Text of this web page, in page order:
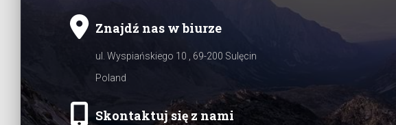
Znajdź nas w biurze
ul. Wyspiańskiego 10 , 69-200 Sulęcin
Poland
Skontaktuj się z nami